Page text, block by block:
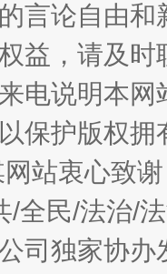
言论自由
益，请及
电说明本
保护版权
站衷心致
/全民/法治/
司独家协